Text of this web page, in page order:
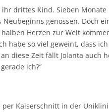
drittes Kind. Sieben
genossen. Doch
Herzen zur Welt
habe so viel geweint, dass
diese Zeit fällt Jolanta auch
ich?“
Kaiserschnitt in der